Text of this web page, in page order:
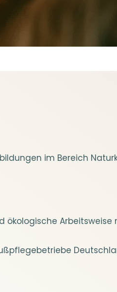
im Bereich
ökologische Arbeitsweise